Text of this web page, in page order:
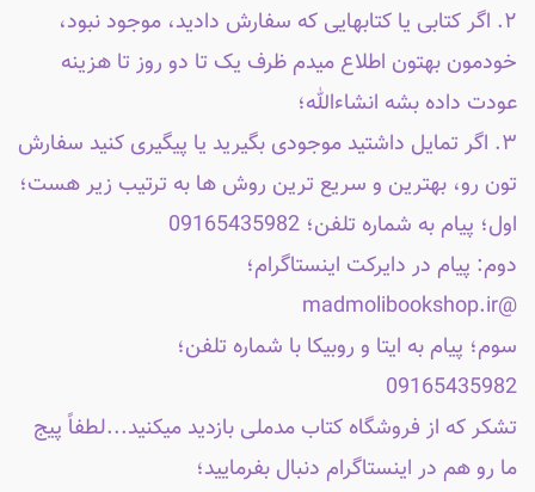
۲. اگر کتابی یا کتابهایی که سفارش دادید، موجود نبود،
خودمون بهتون اطلاع میدم ظرف یک تا دو روز تا هزینه
عودت داده بشه انشاءالله؛
۳. اگر تمایل داشتید موجودی بگیرید یا پیگیری کنید سفارش
تون رو، بهترین و سریع ترین روش ها به ترتیب زیر هست؛
اول؛ پیام به شماره تلفن؛ 09165435982
دوم: پیام در دایرکت اینستاگرام؛
@madmolibookshop.ir
سوم؛ پیام به ایتا و روبیکا با شماره تلفن؛
09165435982
تشکر که از فروشگاه کتاب مدملی بازدید میکنید...لطفاً پیج
ما رو هم در اینستاگرام دنبال بفرمایید؛